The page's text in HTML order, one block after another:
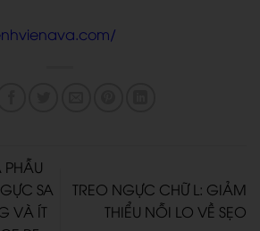
PHẪU
SA
VÀ ÍT
TREO NGỰC CHỮ L: GIẢM
THIỂU NỖI LO VỀ SẸO